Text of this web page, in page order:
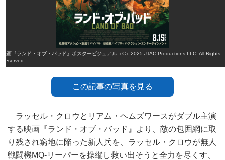
映画『ランド・オブ・バッド』ポスタービジュアル（C）2025 JTAC Productions LLC. All Rights
Reserved.
この記事の写真を見る
ラッセル・クロウとリアム・ヘムズワースがダブル主演
する映画『ランド・オブ・バッド』より、敵の包囲網に取
り残され窮地に陥った新人兵を、ラッセル・クロウが無人
戦闘機MQ-リーパーを操縦し救い出そうと全力を尽くす、